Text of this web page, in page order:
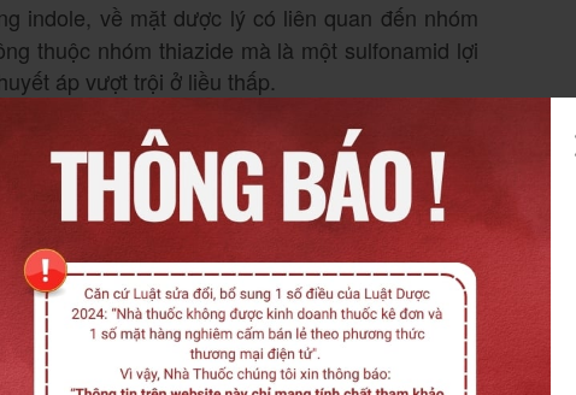
indole, về mặt dược lý có liên quan đến nhóm
thuộc nhóm thiazide mà là một sulfonamid lợi
áp vượt trội ở liều thấp.
ký VN-22164-19
và được lưu hành rộng rãi
cáchhộp 3 vỉ x 10 viên
, với hạn sử dụng 36
chứa